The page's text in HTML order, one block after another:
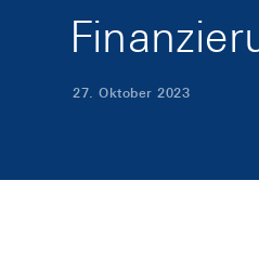
27. Oktober 2023